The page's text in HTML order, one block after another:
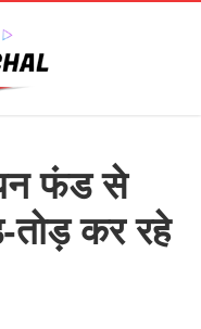
फंड से
तोड़ कर रहे